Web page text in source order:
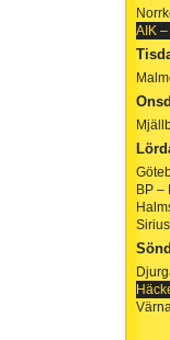
AIK
BP –